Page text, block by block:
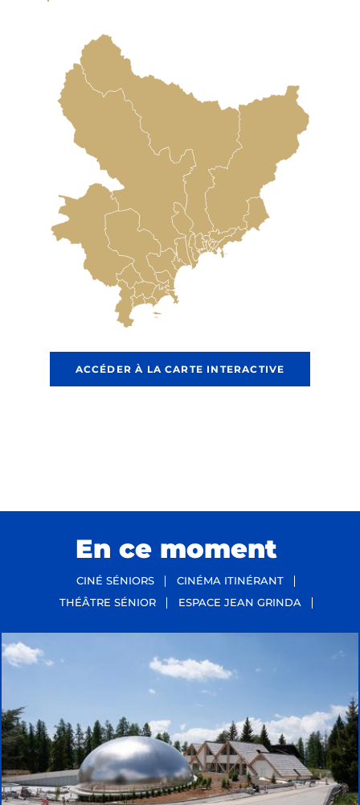
ACCÉDER À LA CARTE INTERACTIVE
En ce moment
CINÉ SÉNIORS
CINÉMA ITINÉRANT
THÉÂTRE SÉNIOR
ESPACE JEAN GRINDA